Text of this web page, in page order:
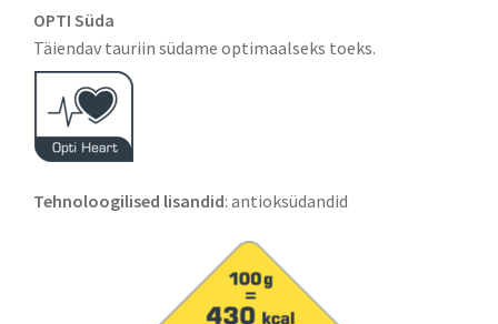
OPTI Süda
Täiendav tauriin südame optimaalseks toeks.
Tehnoloogilised lisandid: antioksüdandid